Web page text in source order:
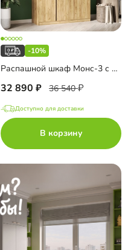
-10%
Распашной шкаф Монс-3 с антресолью
32 890 36 540
Доступно для доставки
В корзину